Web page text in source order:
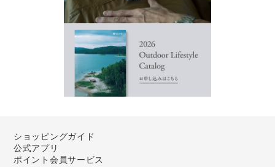
ショッピングガイド
公式アプリ
ポイント会員サービス